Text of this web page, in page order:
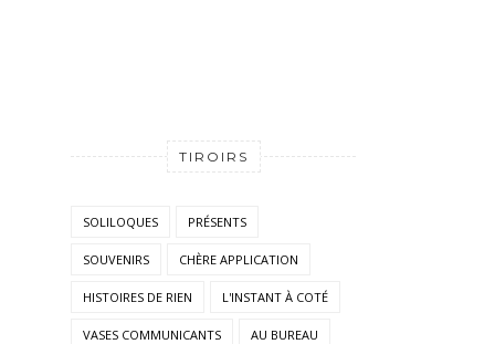
TIROIRS
SOLILOQUES PRÉSENTS
SOUVENIRS CHÈRE APPLICATION
HISTOIRES DE RIEN L'INSTANT À COTÉ
VASES COMMUNICANTS AU BUREAU